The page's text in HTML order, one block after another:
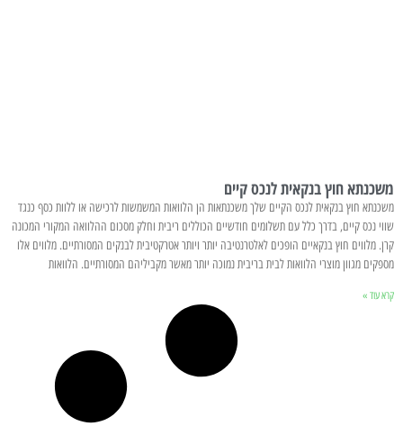
משכנתא חוץ בנקאית לנכס קיים
משכנתא חוץ בנקאית לנכס הקיים שלך משכנתאות הן הלוואות המשמשות לרכישה או ללוות כסף כנגד
שווי נכס קיים, בדרך כלל עם תשלומים חודשיים הכוללים ריבית וחלק מסכום ההלוואה המקורי המכונה
קרן. מלווים חוץ בנקאיים הופכים לאלטרנטיבה יותר ויותר אטרקטיבית לבנקים המסורתיים. מלווים אלו
מספקים מגוון מוצרי הלוואות לבית בריבית נמוכה יותר מאשר מקביליהם המסורתיים. הלוואות
קרא עוד »